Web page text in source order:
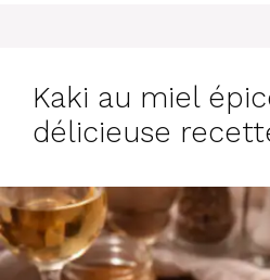
Kaki au miel
délicieuse